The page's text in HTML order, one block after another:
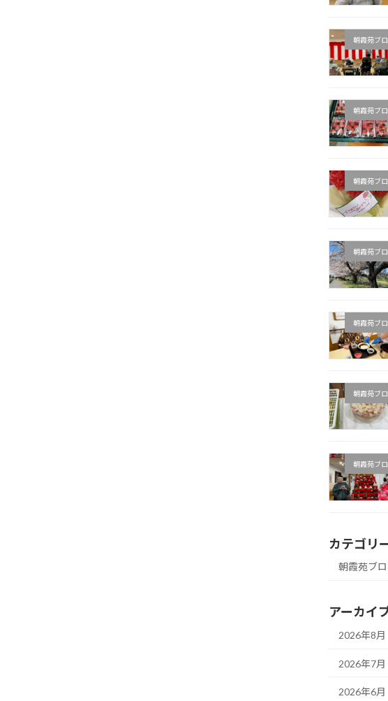
朝霞苑ブ
朝霞苑ブ
朝霞苑ブ
朝霞苑ブ
朝霞苑ブ
朝霞苑ブ
朝霞苑ブ
カテゴリ
朝霞苑ブ
アーカイ
2026年8月
2026年7月
2026年6月